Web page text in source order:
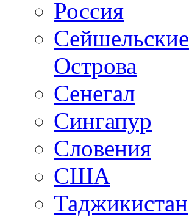
Россия
Сейшельские
Острова
Сенегал
Сингапур
Словения
США
Таджикистан